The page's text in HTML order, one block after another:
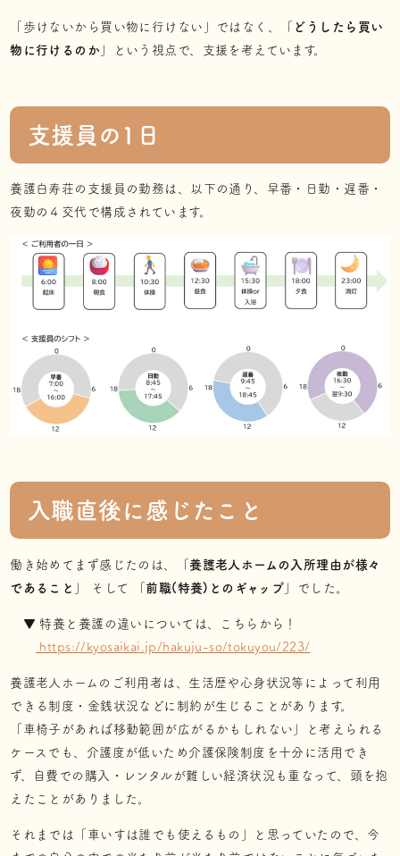
「歩けないから買い物に行けない」ではなく、「 どうしたら買い
物に行けるのか 」という視点で、支援を考えています。
支援員の1日
養護白寿荘の支援員の勤務は、以下の通り、早番・日勤・遅番・
夜勤の４交代で構成されています。
入職直後に感じたこと
働き始めてまず感じたのは、「養護老人ホームの入所理由が様々
であること 」 そして 「 前職(特養)とのギャップ 」でした。
▼ 特養と養護の違いについては、こちらから！
https://kyosaikai.jp/hakuju-so/tokuyou/223/
養護老人ホームのご利用者は、生活歴や心身状況等によって利用
できる制度・金銭状況などに制約が生じることがあります。
「車椅子があれば移動範囲が広がるかもしれない」と考えられる
ケースでも、介護度が低いため介護保険制度を十分に活用でき
ず、自費での購入・レンタルが難しい経済状況も重なって、頭を抱
えたことがありました。
それまでは「車いすは誰でも使えるもの」と思っていたので、今